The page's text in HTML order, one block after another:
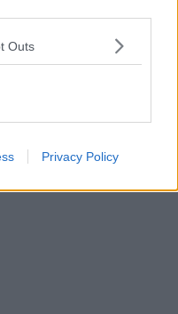
Outs
Privacy Policy